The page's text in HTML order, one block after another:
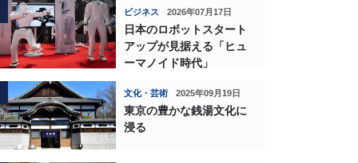
ビジネス 2026年07月17日
日本のロボットスタート
アップが見据える「ヒュ
ーマノイド時代」
文化・芸術 2025年09月19日
東京の豊かな銭湯文化に
浸る